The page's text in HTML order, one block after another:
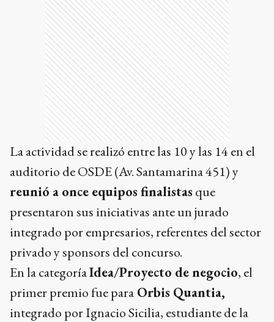
La actividad se realizó entre las 10 y las 14 en el
auditorio de OSDE (Av. Santamarina 451) y
reunió a once equipos finalistas que
presentaron sus iniciativas ante un jurado
integrado por empresarios, referentes del sector
privado y sponsors del concurso.
En la categoríaIdea/Proyecto de negocio, el
primer premio fue para Orbis Quantia,
integrado por Ignacio Sicilia, estudiante de la